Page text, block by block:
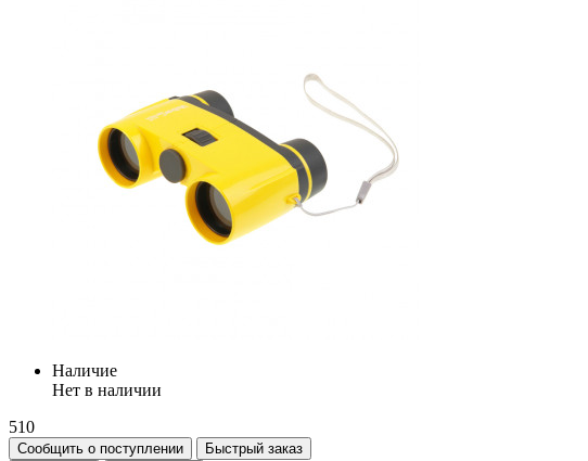
Наличие
Нет в наличии
510
Сообщить о поступлении
Быстрый заказ